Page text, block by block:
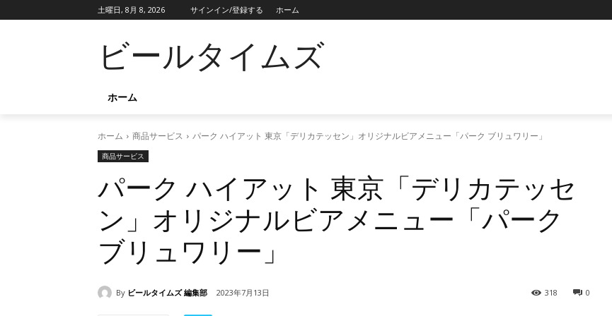
土曜日, 8月 8, 2026 サインイン/登録する ホーム
ビールタイムズ
ホーム
ホーム 商品サービス パーク ハイアット 東京「デリカテッセン」オリジナルビアメニュー「パーク ブリュワリー」
商品サービス
パーク ハイアット 東京「デリカテッセ
ン」オリジナルビアメニュー「パーク
ブリュワリー」
By ビールタイムズ 編集部 2023年7月13日 0
318